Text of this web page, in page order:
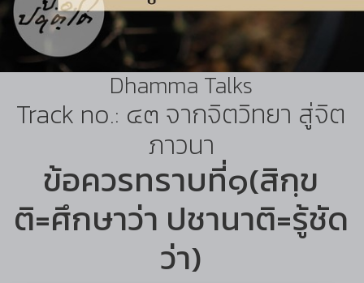
Dhamma Talks
Track no.: ๔๓ จากจิตวิทยา สู่จิต
ภาวนา
ข้อควรทราบที่๑(สิกฺข
ติ=ศึกษาว่า ปชานาติ=รู้ชัด
ว่า)